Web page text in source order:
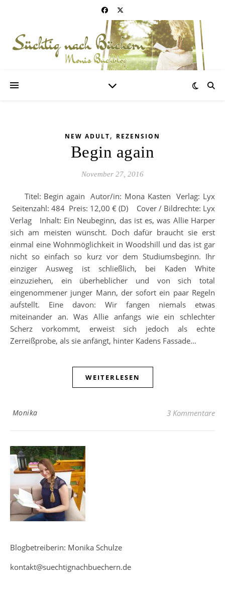
NEW ADULT, REZENSION
Begin again
November 27, 2016
Titel: Begin again Autor/in: Mona Kasten Verlag: Lyx
Seitenzahl: 484 Preis: 12,00 € (D) Cover / Bildrechte: Lyx
Verlag Inhalt: Ein Neubeginn, das ist es, was Allie Harper
sich am meisten wünscht. Doch dafür braucht sie erst
einmal eine Wohnmöglichkeit in Woodshill und das ist gar
nicht so einfach so kurz vor dem Studiumsbeginn. Ihr
einziger Ausweg ist schließlich, bei Kaden White
einzuziehen, ein überheblicher und von sich total
eingenommener junger Mann, der sofort ein paar Regeln
aufstellt. Eine davon: Wir fangen niemals etwas
miteinander an. Was Allie anfangs wie ein schlechter
Scherz vorkommt, erweist sich jedoch als echte
Zerreißprobe, als sie anfängt, hinter Kadens Fassade…
WEITERLESEN
Monika 3 Kommentare
Blogbetreiberin: Monika Schulze
kontakt@suechtignachbuechern.de